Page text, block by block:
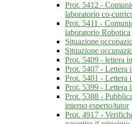
Prot. 5412 -
laboratorio co-
Prot. 5411 -
laboratorio Robotica
Situazione
Situazione
Prot. 5409 - lettera
Prot. 5407 - Lettera
Prot. 5401 - Lettera
Prot. 5399 - Lettera
Prot. 5388 -
interno esperto/tutor
Prot. 4917 -